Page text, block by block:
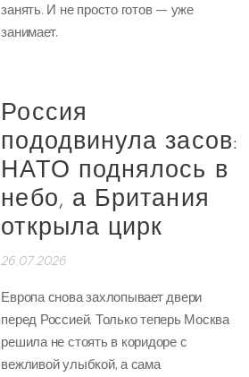
занять. И не просто готов — уже
занимает.
Россия
пододвинула засов:
НАТО поднялось в
небо, а Британия
открыла цирк
26.07.2026
Европа снова захлопывает двери
перед Россией. Только теперь Москва
решила не стоять в коридоре с
вежливой улыбкой, а сама